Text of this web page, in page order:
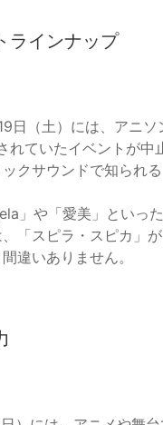
ラインナップ
日（土）には、アニ
れていたイベントが中
クサウンドで知られ
」や「愛美」といっ
、「スピラ・スピカ」
違いありません。